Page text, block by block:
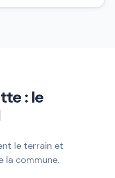
: le
le terrain et
la commune.